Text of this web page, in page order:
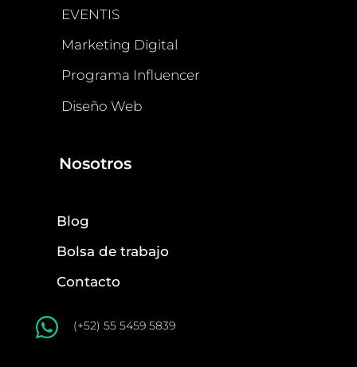
EVENTIS
Marketing Digital
Programa Influencer
Diseño Web
Nosotros
Blog
Bolsa de trabajo
Contacto
 (+52) 55 5459 5839